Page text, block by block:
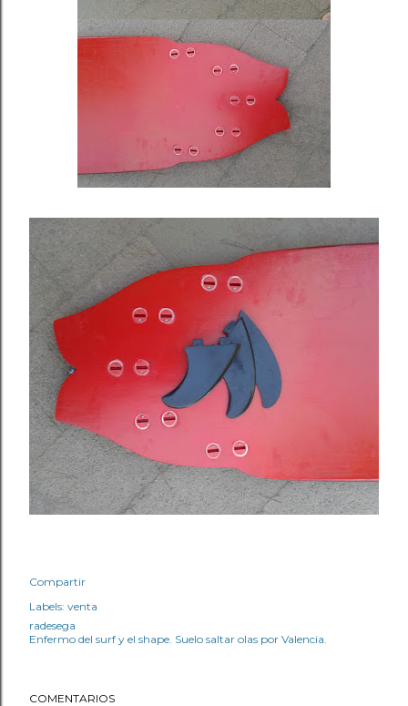
Compartir
Labels: venta
radesega
Enfermo del surf y el shape. Suelo saltar olas por Valencia.
COMENTARIOS